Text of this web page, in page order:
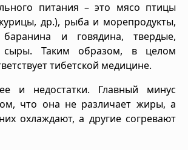
питания – это мясо птицы
др.), рыба и морепродукты,
и говядина, твердые,
сыры. Таким образом, в целом
тибетской медицине.
и недостатки. Главный минус
что она не различает жиры, а
охлаждают, а другие согревают